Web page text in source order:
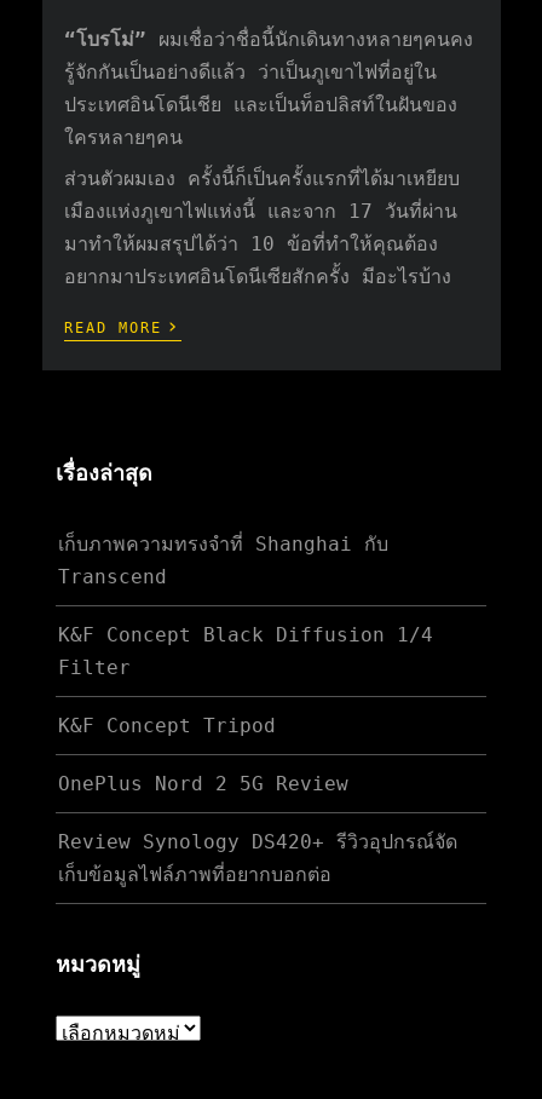
“โบรโม่” ผมเชื่อว่าชื่อนี้นักเดินทางหลายๆคนคง
รู้จักกันเป็นอย่างดีแล้ว ว่าเป็นภูเขาไฟที่อยู่ใน
ประเทศอินโดนีเชีย และเป็นท็อปลิสท์ในฝันของ
ใครหลายๆคน
ส่วนตัวผมเอง ครั้งนี้ก็เป็นครั้งแรกที่ได้มาเหยียบ
เมืองแห่งภูเขาไฟแห่งนี้ และจาก 17 วันที่ผ่าน
มาทำให้ผมสรุปได้ว่า 10 ข้อที่ทำให้คุณต้อง
อยากมาประเทศอินโดนีเซียสักครั้ง มีอะไรบ้าง
READ MORE ›
เรื่องล่าสุด
เก็บภาพความทรงจำที่ Shanghai กับ
Transcend
K&F Concept Black Diffusion 1/4
Filter
K&F Concept Tripod
OnePlus Nord 2 5G Review
Review Synology DS420+ รีวิวอุปกรณ์จัด
เก็บข้อมูลไฟล์ภาพที่อยากบอกต่อ
หมวดหมู่
หมวด